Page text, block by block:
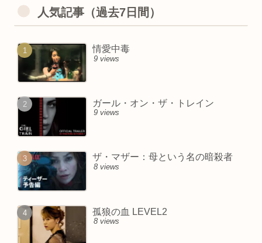
人気記事（過去7日間）
情愛中毒
9 views
ガール・オン・ザ・トレイン
9 views
ザ・マザー：母という名の暗殺者
8 views
孤狼の血 LEVEL2
8 views